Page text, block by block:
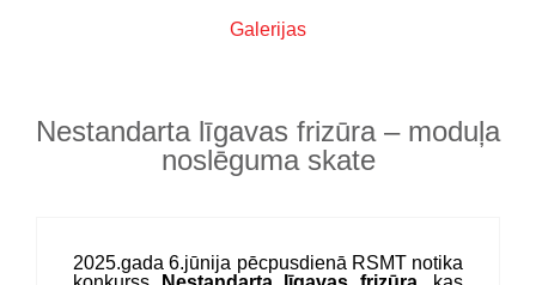
Galerijas
Nestandarta līgavas frizūra – moduļa
noslēguma skate
2025.gada 6.jūnija pēcpusdienā RSMT notika